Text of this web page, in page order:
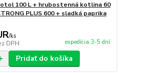
100 L + hrubostenná kotlina 60
PLUS 600 + sladká paprika
/ks
DPH expedícia 3-5 dní
Pridať do košíka